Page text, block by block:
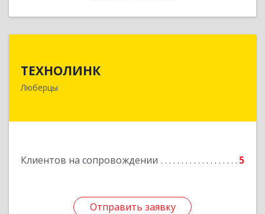
ТЕХНОЛИНК
Люберцы
Клиентов на сопровождении 5
Отправить заявку
Отправить заявку